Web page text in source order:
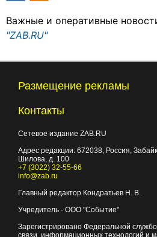
Важные и оперативные
"ZAB.RU"
Размещение рекламы
Контакты
Сетевое издание ZAB.RU
Адрес редакции: 672038, Россия,
Шилова, д. 100
+7 (3022) 32-55-66
info@zab.ru
Главный редактор Кондратьев Н. В.
Учредитель - ООО "Событие"
Зарегистрировано Федеральной
связи, информационных технологий и